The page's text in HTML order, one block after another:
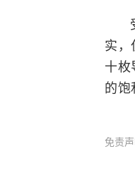
实，
十枚
的饱
免责